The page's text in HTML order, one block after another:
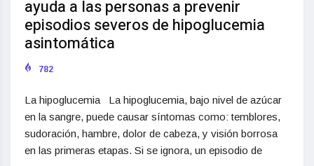
ayuda a las personas a prevenir
episodios severos de hipoglucemia
asintomática
782
La hipoglucemia La hipoglucemia, bajo nivel de azúcar
en la sangre, puede causar síntomas como: temblores,
sudoración, hambre, dolor de cabeza, y visión borrosa
en las primeras etapas. Si se ignora, un episodio de